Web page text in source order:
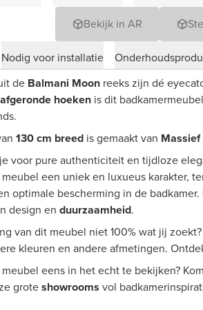
Bekijk in AR
Nodig voor installatie
de Balmani Moon reeks zijn dé
afgeronde hoeken is dit
130 cm breed is gemaakt van
voor pure authenticiteit en tijdloze
een uniek en luxueus karakter,
optimale bescherming in de
design en duurzaamheid.
van dit meubel niet 100% wat jij
kleuren en andere afmetingen.
eens in het echt te bekijken?
groteshowrooms vol